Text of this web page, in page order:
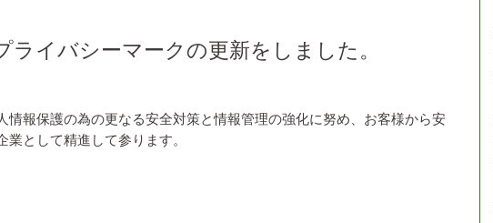
ライバシーマークの更新をしました。
情報保護の為の更なる安全対策と情報管理の強化に努め、お客様から安
として精進して参ります。